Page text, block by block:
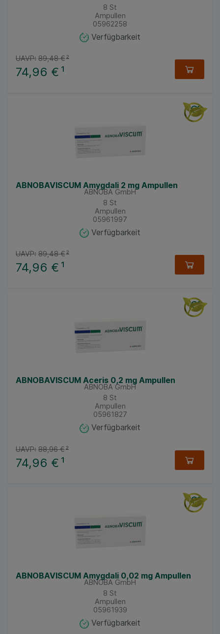
8 St
Ampullen
05962258
Verfügbarkeit
74,96 € ¹
UAVP: 89,48 €²
ABNOBAVISCUM Amygdali 2 mg Ampullen
ABNOBA GmbH
8 St
Ampullen
05961997
Verfügbarkeit
74,96 € ¹
UAVP: 89,48 €²
ABNOBAVISCUM Aceris 0,2 mg Ampullen
ABNOBA GmbH
8 St
Ampullen
05961827
Verfügbarkeit
74,96 € ¹
UAVP: 88,96 €²
ABNOBAVISCUM Amygdali 0,02 mg Ampullen
ABNOBA GmbH
8 St
Ampullen
05961939
Verfügbarkeit